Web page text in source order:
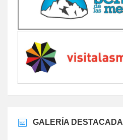
GALERÍA DESTACADA